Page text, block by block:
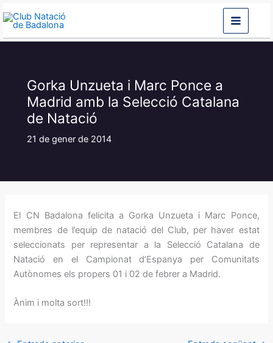
al
contingut
Gorka Unzueta i Marc Ponce a
Madrid amb la Selecció Catalana
de Natació
21 de gener de 2014
El CN Badalona felicita a Gorka Unzueta i Marc Ponce,
membres de l’equip de natació del Club, per haver estat
seleccionats per representar a la Selecció Catalana de
Natació en el Campionat d’Espanya per Comunitats
Autònomes els propers 01 i 02 de febrer a Madrid.
Ànim i molta sort!!!